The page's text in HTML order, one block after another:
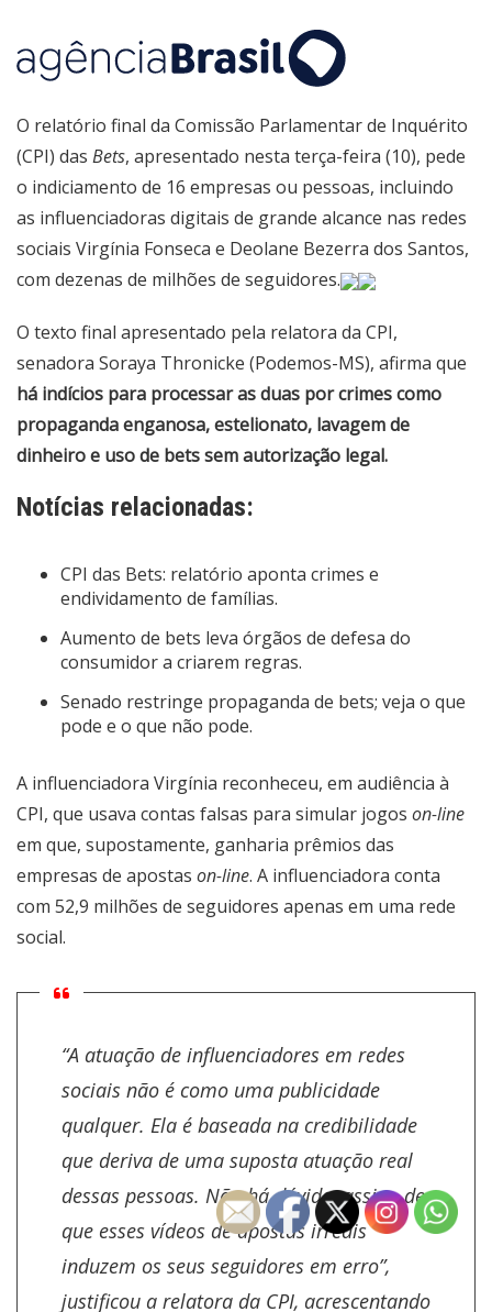
O relatório final da Comissão Parlamentar de Inquérito
(CPI) das Bets, apresentado nesta terça-feira (10), pede
o indiciamento de 16 empresas ou pessoas, incluindo
as influenciadoras digitais de grande alcance nas redes
sociais Virgínia Fonseca e Deolane Bezerra dos Santos,
com dezenas de milhões de seguidores.
O texto final apresentado pela relatora da CPI,
senadora Soraya Thronicke (Podemos-MS), afirma que
há indícios para processar as duas por crimes como
propaganda enganosa, estelionato, lavagem de
dinheiro e uso de bets sem autorização legal.
Notícias relacionadas:
CPI das Bets: relatório aponta crimes e
endividamento de famílias.
Aumento de bets leva órgãos de defesa do
consumidor a criarem regras.
Senado restringe propaganda de bets; veja o que
pode e o que não pode.
A influenciadora Virgínia reconheceu, em audiência à
CPI, que usava contas falsas para simular jogos on-line
em que, supostamente, ganharia prêmios das
empresas de apostas on-line. A influenciadora conta
com 52,9 milhões de seguidores apenas em uma rede
social.
“A atuação de influenciadores em redes
sociais não é como uma publicidade
qualquer. Ela é baseada na credibilidade
que deriva de uma suposta atuação real
dessas pessoas. Não há dúvida, assim, de
que esses vídeos de apostas irreais
induzem os seus seguidores em erro”,
justificou a relatora da CPI, acrescentando